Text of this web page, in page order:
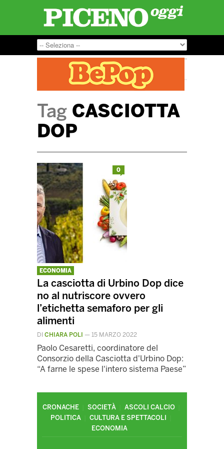
Tag CASCIOTTA
DOP
0
ECONOMIA
La casciotta di Urbino Dop dice
no al nutriscore ovvero
l’etichetta semaforo per gli
alimenti
DI CHIARA POLI — 15 MARZO 2022
Paolo Cesaretti, coordinatore del
Consorzio della Casciotta d'Urbino Dop:
“A farne le spese l'intero sistema Paese”
CRONACHE SOCIETÀ
ASCOLI CALCIO
POLITICA
CULTURA E SPETTACOLI
ECONOMIA